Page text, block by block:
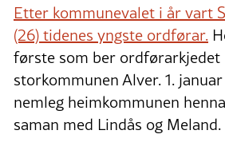
Etter kommunevalet i år vart
(26) tidenes yngste ordførar.
første som ber ordførarkjedet
storkommunen Alver. 1.
nemleg heimkommunen
saman med Lindås og Meland.